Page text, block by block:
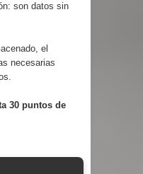
son datos sin
el
necesarias
30 puntos de